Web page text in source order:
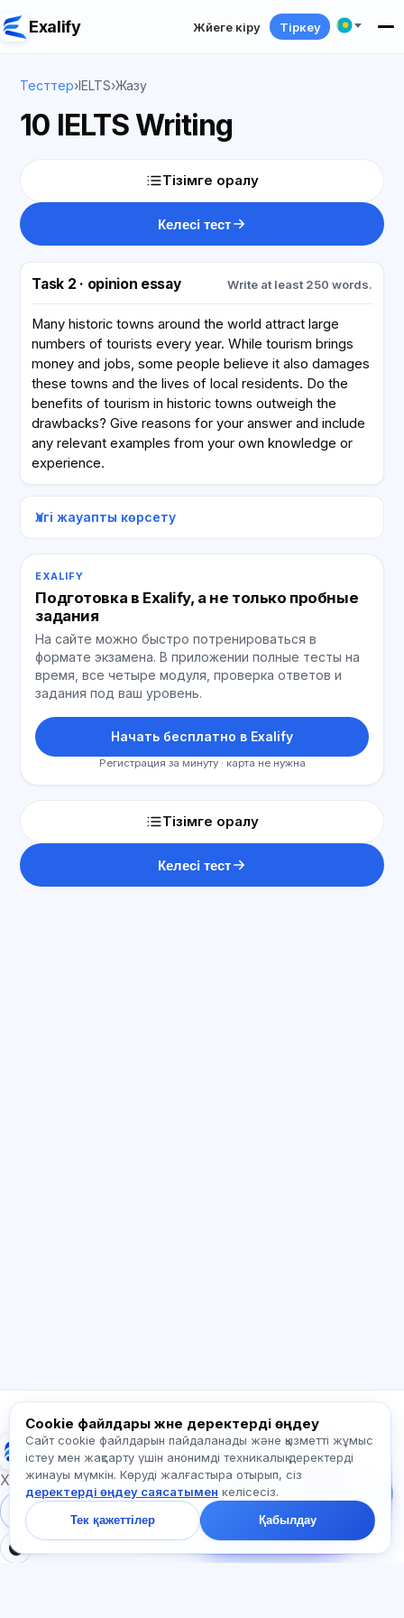
Exalify Жүйеге кіру Тіркеу
Тесттер›IELTS›Жазу
10 IELTS Writing
Тізімге оралу
Келесі тест
Task 2 · opinion essay Write at least 250 words.
Many historic towns around the world attract large
numbers of tourists every year. While tourism brings
money and jobs, some people believe it also damages
these towns and the lives of local residents. Do the
benefits of tourism in historic towns outweigh the
drawbacks? Give reasons for your answer and include
any relevant examples from your own knowledge or
experience.
Үлгі жауапты көрсету
EXALIFY
Подготовка в Exalify, а не только пробные
задания
На сайте можно быстро потренироваться в
формате экзамена. В приложении полные тесты на
время, все четыре модуля, проверка ответов и
задания под ваш уровень.
Начать бесплатно в Exalify
Регистрация за минуту · карта не нужна
Тізімге оралу
Келесі тест
Exalify
Халықаралық тіл емтихандарына дайындық
Жүйеге кіру
Тіркеу
Бізге жазыңыз!
Тарифтер,
емтихандар немесе
неден бастау туралы
сұраңыз — чатта бір
минут ішінде жауап
береміз.
Cookie файлдары және деректерді өңдеу
Сайт cookie файлдарын пайдаланады және қызметті жұмыс
істеу мен жақсарту үшін анонимді техникалық деректерді
жинауы мүмкін. Көруді жалғастыра отырып, сіз
деректерді өңдеу саясатымен келісесіз.
Тек қажеттілер Қабылдау